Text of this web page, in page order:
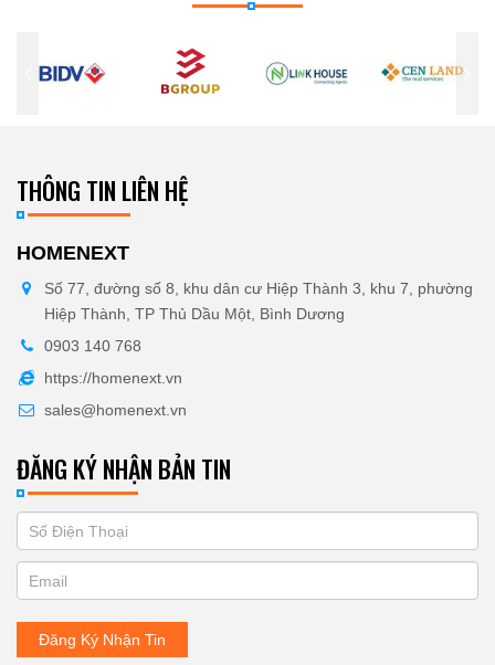
THÔNG TIN LIÊN HỆ
HOMENEXT
Số 77, đường số 8, khu dân cư Hiệp Thành 3, khu 7, phường
Hiệp Thành, TP Thủ Dầu Một, Bình Dương
0903 140 768
https://homenext.vn
sales@homenext.vn
ĐĂNG KÝ NHẬN BẢN TIN
ĐĂNG
KÝ
NHẬN
BẢN
you
are
human,
leave
this
Đăng Ký Nhận Tin